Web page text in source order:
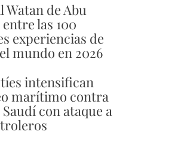
Watan de Abu
las 100
experiencias de
mundo en 2026
intensifican
marítimo contra
con ataque a